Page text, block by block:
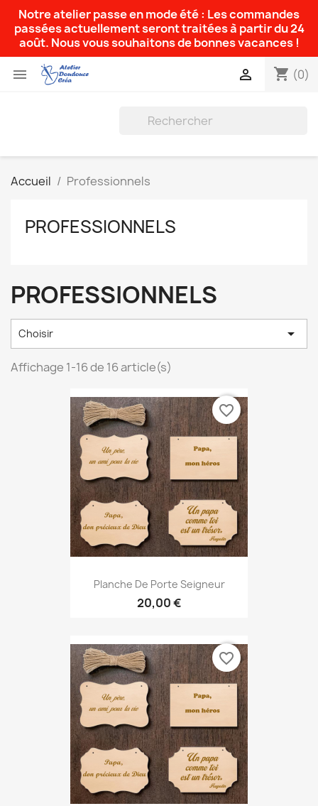
Notre atelier passe en mode été : Les commandes
passées actuellement seront traitées à partir du 24
août. Nous vous souhaitons de bonnes vacances !
 shopping_cart (0)

Accueil Professionnels
PROFESSIONNELS
PROFESSIONNELS
Choisir 
Affichage 1-16 de 16 article(s)
Planche De Porte Seigneur
20,00 €
favorite_border
favorite_border